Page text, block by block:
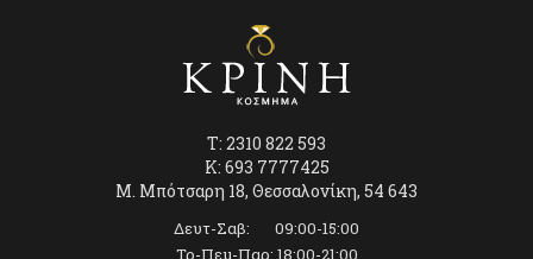
T: 2310 822 593
K: 693 7777425
Μ. Μπότσαρη 18, Θεσσαλονίκη, 54 643
Δευτ-Σαβ: 09:00-15:00
Τρ-Πεμ-Παρ: 18:00-21:00